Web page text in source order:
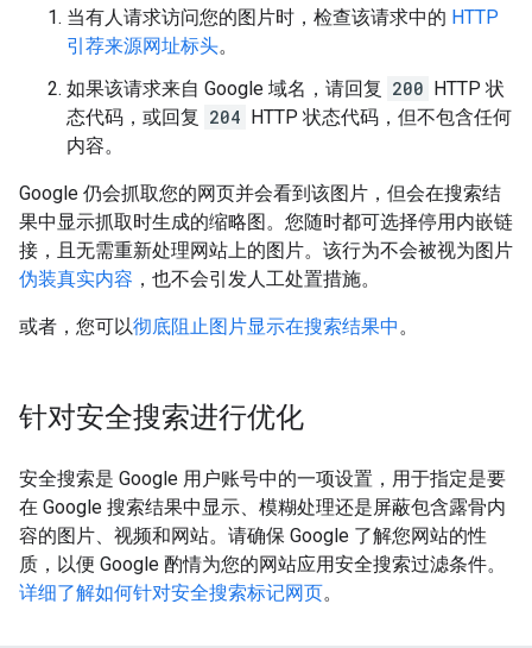
当有人请求访问您的图片时，检查该请求中的 HTTP
引荐来源网址标头。
如果该请求来自 Google 域名，请回复 200 HTTP 状
态代码，或回复 204 HTTP 状态代码，但不包含任何
内容。
Google 仍会抓取您的网页并会看到该图片，但会在搜索结
果中显示抓取时生成的缩略图。您随时都可选择停用内嵌链
接，且无需重新处理网站上的图片。该行为不会被视为图片
伪装真实内容 ，也不会引发人工处置措施。
或者，您可以彻底阻止图片显示在搜索结果中 。
针对安全搜索进行优化
安全搜索是 Google 用户账号中的一项设置，用于指定是要
在 Google 搜索结果中显示、模糊处理还是屏蔽包含露骨内
容的图片、视频和网站。请确保 Google 了解您网站的性
质，以便 Google 酌情为您的网站应用安全搜索过滤条件。
详细了解如何针对安全搜索标记网页。